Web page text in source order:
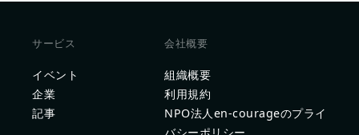
サービス
イベント
企業
記事
会社概要
組織概要
利用規約
NPO法人en-courageのプライ
バシーポリシー